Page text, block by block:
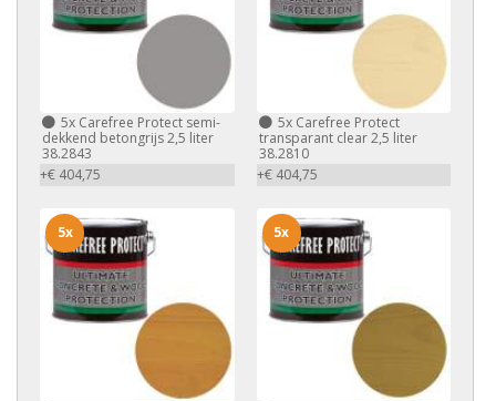
5x Carefree Protect semi-
dekkend betongrijs 2,5 liter
38.2843
+€ 404,75
5xCarefree Protect
transparant clear 2,5 liter
38.2810
+€ 404,75
5x 5x